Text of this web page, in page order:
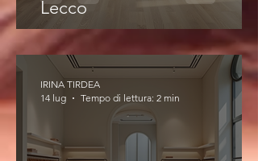
Lecco
IRINA TIRDEA
14 lug
Tempo di lettura: 2 min